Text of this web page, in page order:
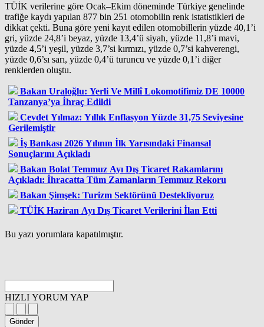
TÜİK verilerine göre Ocak–Ekim döneminde Türkiye genelinde
trafiğe kaydı yapılan 877 bin 251 otomobilin renk istatistikleri de
dikkat çekti. Buna göre yeni kayıt edilen otomobillerin yüzde 40,1’i
gri, yüzde 24,8’i beyaz, yüzde 13,4’ü siyah, yüzde 11,8’i mavi,
yüzde 4,5’i yeşil, yüzde 3,7’si kırmızı, yüzde 0,7’si kahverengi,
yüzde 0,6’sı sarı, yüzde 0,4’ü turuncu ve yüzde 0,1’i diğer
renklerden oluştu.
Bakan Uraloğlu: Yerli Ve Millî Lokomotifimiz DE 10000
Tanzanya’ya İhraç Edildi
Cevdet Yılmaz: Yıllık Enflasyon Yüzde 31,75 Seviyesine
Gerilemiştir
İş Bankası 2026 Yılının İlk Yarısındaki Finansal
Sonuçlarını Açıkladı
Bakan Bolat Temmuz Ayı Dış Ticaret Rakamlarını
Açıkladı: İhracatta Tüm Zamanların Temmuz Rekoru
Bakan Şimşek: Turizm Sektörünü Destekliyoruz
TÜİK Haziran Ayı Dış Ticaret Verilerini İlan Etti
Bu yazı yorumlara kapatılmıştır.
HIZLI YORUM YAP
Gönder